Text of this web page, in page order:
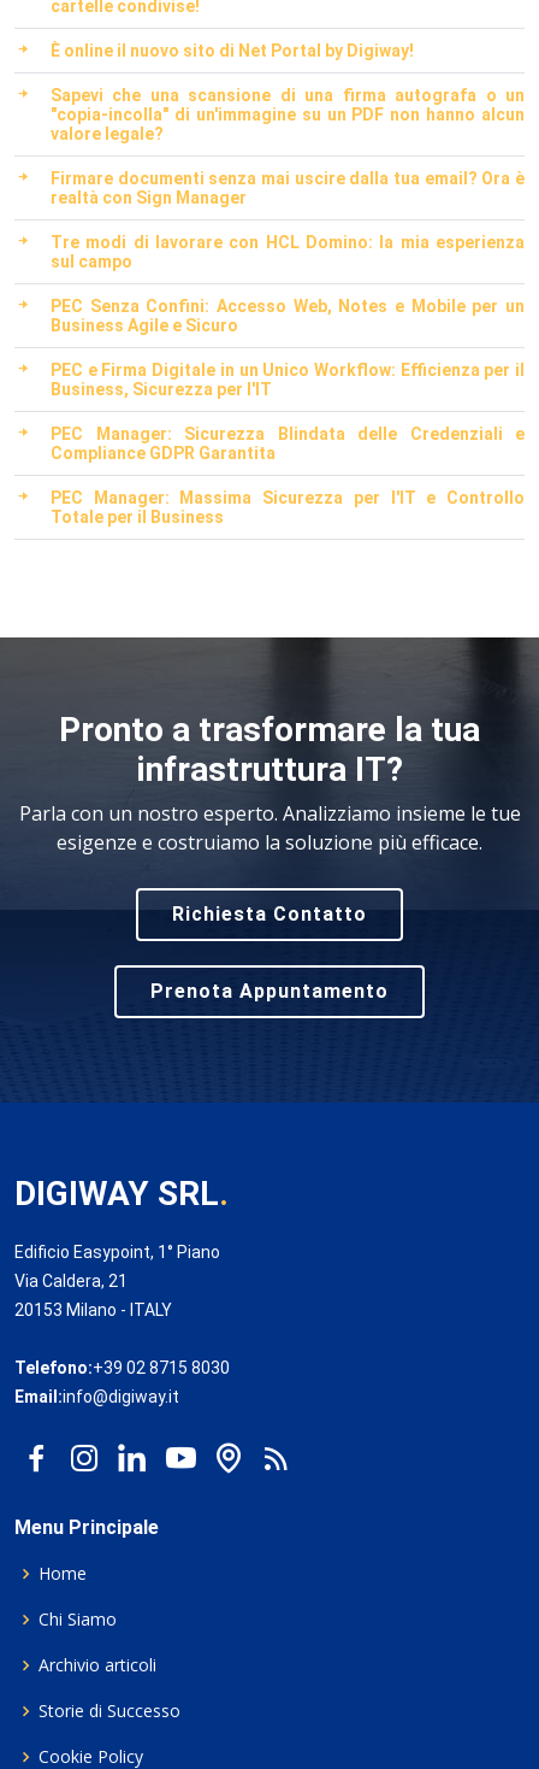
cartelle condivise!
È online il nuovo sito di Net Portal by Digiway!
Sapevi che una scansione di una firma autografa o un
"copia-incolla" di un'immagine su un PDF non hanno alcun
valore legale?
Firmare documenti senza mai uscire dalla tua email? Ora è
realtà con Sign Manager
Tre modi di lavorare con HCL Domino: la mia esperienza
sul campo
PEC Senza Confini: Accesso Web, Notes e Mobile per un
Business Agile e Sicuro
PEC e Firma Digitale in un Unico Workflow: Efficienza per il
Business, Sicurezza per l'IT
PEC Manager: Sicurezza Blindata delle Credenziali e
Compliance GDPR Garantita
PEC Manager: Massima Sicurezza per l'IT e Controllo
Totale per il Business
Pronto a trasformare la tua
infrastruttura IT?
Parla con un nostro esperto. Analizziamo insieme le tue
esigenze e costruiamo la soluzione più efficace.
Richiesta Contatto
Prenota Appuntamento
DIGIWAY SRL.
Edificio Easypoint, 1° Piano
Via Caldera, 21
20153 Milano - ITALY
Telefono:+39 02 8715 8030
Email:info@digiway.it
Menu Principale
Home
Chi Siamo
Archivio articoli
Storie di Successo
Cookie Policy